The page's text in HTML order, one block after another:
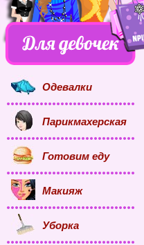
Одевалки
Парикмахерская
Готовим еду
Макияж
Уборка